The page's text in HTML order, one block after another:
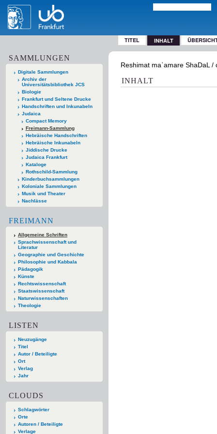
TITEL INHALT
SAMMLUNGEN
Digitale Sammlungen
Archiv der
Universitätsbibliothek JCS
Biologie
Frankfurt und Seltene Drucke
Handschriften und Inkunabeln
Judaica
Compact Memory
Freimann-Sammlung
Hebräische Handschriften
Hebräische Inkunabeln
Jiddische Drucke
Judaica Frankfurt
Kataloge
Rothschild-Sammlung
Kinderbuchsammlungen
Koloniale Sammlungen
Musik und Theater
Nachlässe
FREIMANN
Allgemeine Schriften
Sprachwissenschaft und
Literatur
Geographie und Geschichte
Philosophie und Kabbala
Pädagogik
Künste
Rechtswissenschaft
Staatswissenschaft
Naturwissenschaften
Theologie
LISTEN
Neuzugänge
Titel
Autor / Beteiligte
Ort
Verlag
Jahr
CLOUDS
Schlagwörter
Orte
Autoren / Beteiligte
Verlage
Reshimat maʾamare ShaDaL
INHALT